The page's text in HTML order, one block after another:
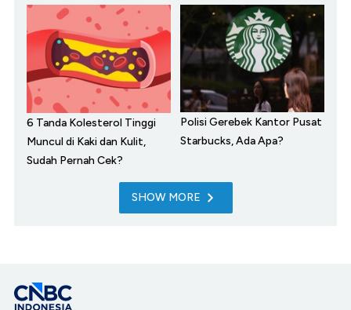
6 Tanda Kolesterol Tinggi
Muncul di Kaki dan Kulit,
Sudah Pernah Cek?
Polisi Gerebek Kantor Pusat
Starbucks, Ada Apa?
SHOW MORE